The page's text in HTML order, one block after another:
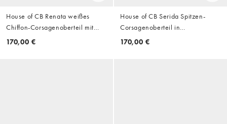
House of CB Renata weißes
Chiffon-Corsagenoberteil mit
Mikroplissees und trägerlos in
170,00 €
House of CB Serida Spitzen-
Corsagenoberteil in
Schokobraun
170,00 €